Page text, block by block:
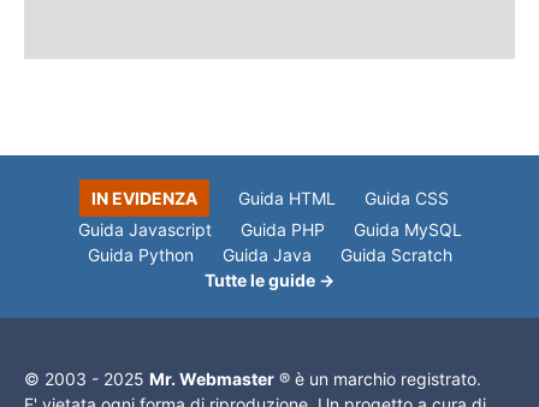
IN EVIDENZA Guida HTML
Guida CSS
Guida Javascript
Guida PHP
Guida MySQL
Guida Python
Guida Java
Guida Scratch
Tutte le guide →
© 2003 - 2025 Mr. Webmaster ® è un marchio registrato.